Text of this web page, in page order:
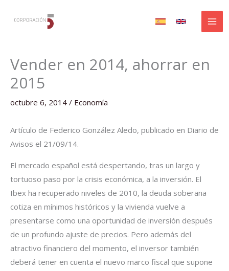
Vender en 2014, ahorrar en
2015
octubre 6, 2014 / Economía
Artículo de Federico González Aledo, publicado en Diario de
Avisos el 21/09/14.
El mercado español está despertando, tras un largo y
tortuoso paso por la crisis económica, a la inversión. El
Ibex ha recuperado niveles de 2010, la deuda soberana
cotiza en mínimos históricos y la vivienda vuelve a
presentarse como una oportunidad de inversión después
de un profundo ajuste de precios. Pero además del
atractivo financiero del momento, el inversor también
deberá tener en cuenta el nuevo marco fiscal que supone